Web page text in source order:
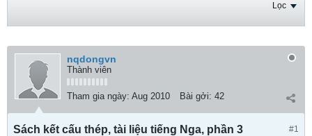
Lọc
nqdongvn
Thành viên
Tham gia ngày: Aug 2010 Bài gởi: 42
#1
Sách kết cấu thép, tài liệu tiếng Nga, phần 3